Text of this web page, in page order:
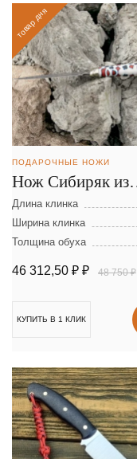
товар дня
ПОДАРОЧНЫЕ НОЖИ
Нож Сибиряк из
ламинированной
стали
Длина клинка
Ширина клинка
Толщина обуха
46 312,50 ₽ ₽ 48 750 ₽
КУПИТЬ В 1 КЛИК